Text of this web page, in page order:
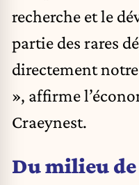
recherche et le
partie des rares
directement
», affirme
Craeynest.
Du milieu